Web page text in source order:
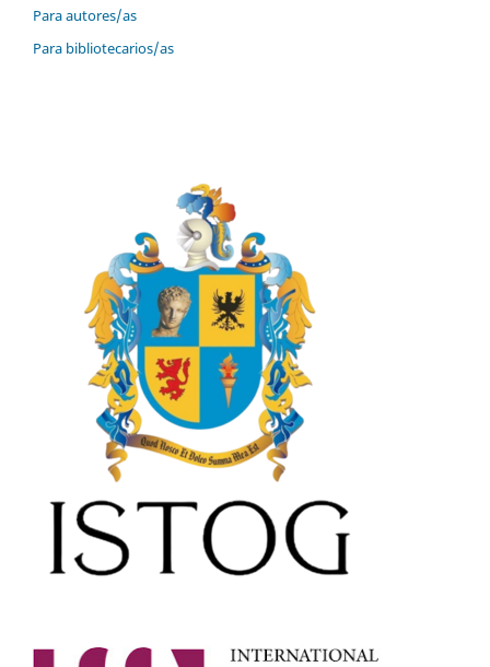
Para autores/as
Para bibliotecarios/as